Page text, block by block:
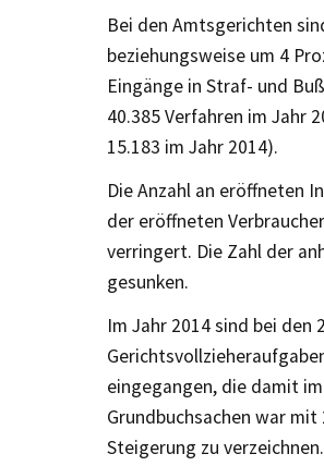
Bei den Amtsgerichten
beziehungsweise um 4
Eingänge in Straf- und
40.385 Verfahren im Jahr
15.183 im Jahr 2014).
Die Anzahl an eröffneten
der eröffneten
verringert. Die Zahl der
gesunken.
Im Jahr 2014 sind bei
eingegangen, die damit
Grundbuchsachen war
Steigerung zu verzeichnen.